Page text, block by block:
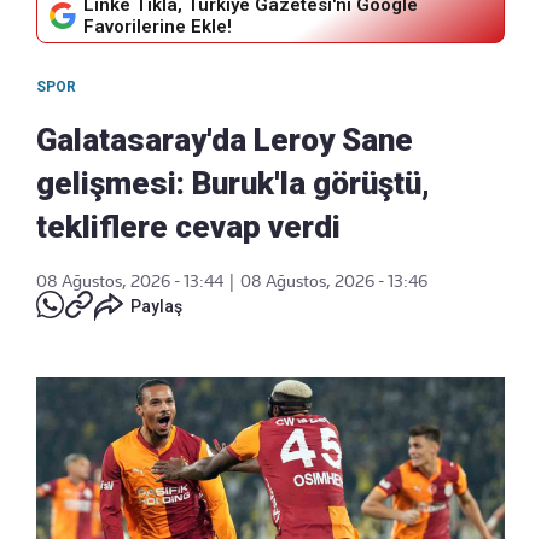
Favorilerine Ekle!
SPOR
Galatasaray'da Leroy Sane
gelişmesi: Buruk'la görüştü,
tekliflere cevap verdi
08 Ağustos, 2026 - 13:44 | 08 Ağustos, 2026 - 13:46
Paylaş